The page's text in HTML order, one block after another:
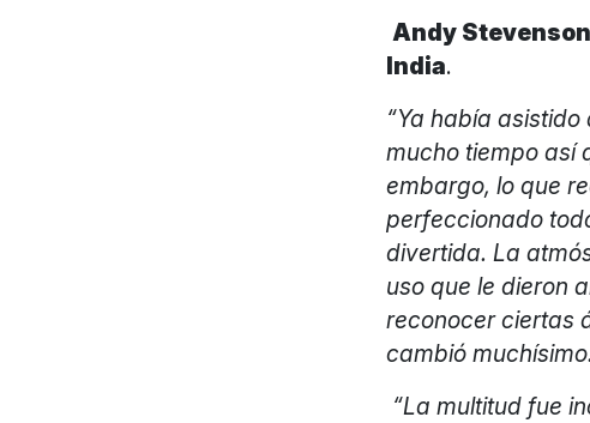
Andy
India.
“Ya había asistido
mucho tiempo así
embargo, lo que
perfeccionado
divertida. La
uso que le dieron
reconocer ciertas
cambió
“La multitud fue